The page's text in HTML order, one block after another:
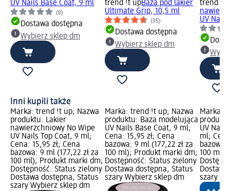
UV Nails Base Coat, 9 ml
(0)
Dostawa dostępna
Wybierz sklep dm
trend !t upBaza pod lakier
Ultimate Grip, 10,5 ml
(35)
Dostawa dostępna
Wybierz sklep dm
trend !t
UV
Inni kupili także
Marka: trend !t up; Nazwa
produktu: Lakier
nawierzchniowy No Wipe
UV Nails Top Coat, 9 ml;
Cena: 15,95 zł; Cena
bazowa: 9 ml (177,22 zł za
100 ml); Produkt marki dm;
Dostępność: Status zielony
Dostawa dostępna, Status
szary Wybierz sklep dm
Marka: trend !t up; Nazwa
produktu: Baza modelująca
UV Nails Base Coat, 9 ml;
Cena: 15,95 zł; Cena
bazowa: 9 ml (177,22 zł za
100 ml); Produkt marki dm;
Dostępność: Status zielony
Dostawa dostępna, Status
szary Wybierz sklep dm
Marka:
UV
ml;
bazowa:
100 ml);
szary